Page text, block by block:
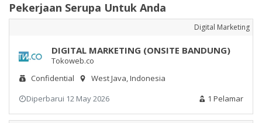
Pekerjaan Serupa Untuk Anda
Digital Marketing
DIGITAL MARKETING (ONSITE BANDUNG)
Tokoweb.co
Confidential
West Java, Indonesia
Diperbarui 12 May 2026
1 Pelamar